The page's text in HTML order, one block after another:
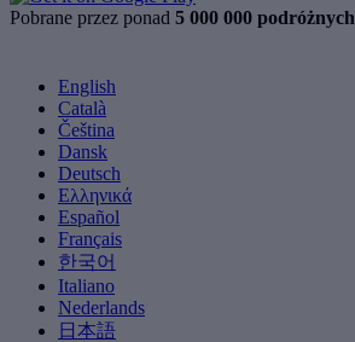
Pobrane przez ponad 5 000 000 podróżnych
English
Català
Čeština
Dansk
Deutsch
Ελληνικά
Español
Français
한국어
Italiano
Nederlands
日本語